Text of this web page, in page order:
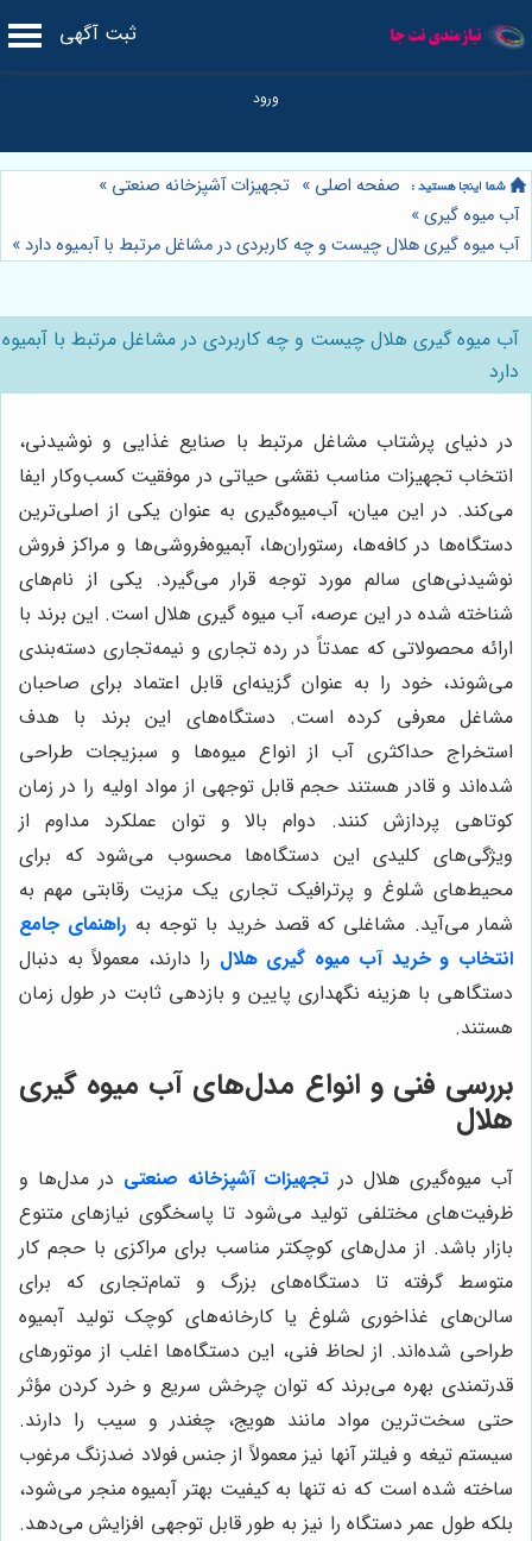
ثبت آگهی
صفحه اصلی » تجهیزات آشپزخانه صنعتی »
آب میوه گیری»
آب میوه گیری هلال چیست و چه کاربردی در مشاغل مرتبط با آبمیوه دارد »
آب میوه گیری هلال چیست و چه کاربردی در مشاغل مرتبط با آبمیوه
دارد
در دنیای پرشتاب مشاغل مرتبط با صنایع غذایی و نوشیدنی،
انتخاب تجهیزات مناسب نقشی حیاتی در موفقیت کسب‌وکار ایفا
می‌کند. در این میان، آب‌میوه‌گیری به عنوان یکی از اصلی‌ترین
دستگاه‌ها در کافه‌ها، رستوران‌ها، آبمیوه‌فروشی‌ها و مراکز فروش
نوشیدنی‌های سالم مورد توجه قرار می‌گیرد. یکی از نام‌های
شناخته شده در این عرصه، آب میوه گیری هلال است. این برند با
ارائه محصولاتی که عمدتاً در رده تجاری و نیمه‌تجاری دسته‌بندی
می‌شوند، خود را به عنوان گزینه‌ای قابل اعتماد برای صاحبان
مشاغل معرفی کرده است. دستگاه‌های این برند با هدف
استخراج حداکثری آب از انواع میوه‌ها و سبزیجات طراحی
شده‌اند و قادر هستند حجم قابل توجهی از مواد اولیه را در زمان
کوتاهی پردازش کنند. دوام بالا و توان عملکرد مداوم از
ویژگی‌های کلیدی این دستگاه‌ها محسوب می‌شود که برای
محیط‌های شلوغ و پرترافیک تجاری یک مزیت رقابتی مهم به
شمار می‌آید. مشاغلی که قصد خرید با توجه به راهنمای جامع
انتخاب و خرید آب میوه گیری هلال را دارند، معمولاً به دنبال
دستگاهی با هزینه نگهداری پایین و بازدهی ثابت در طول زمان
هستند.
بررسی فنی و انواع مدل‌های آب میوه گیری
هلال
آب میوه‌گیری هلال در تجهیزات آشپزخانه صنعتی در مدل‌ها و
ظرفیت‌های مختلفی تولید می‌شود تا پاسخگوی نیازهای متنوع
بازار باشد. از مدل‌های کوچکتر مناسب برای مراکزی با حجم کار
متوسط گرفته تا دستگاه‌های بزرگ و تمام‌تجاری که برای
سالن‌های غذاخوری شلوغ یا کارخانه‌های کوچک تولید آبمیوه
طراحی شده‌اند. از لحاظ فنی، این دستگاه‌ها اغلب از موتورهای
قدرتمندی بهره می‌برند که توان چرخش سریع و خرد کردن مؤثر
حتی سخت‌ترین مواد مانند هویج، چغندر و سیب را دارند.
سیستم تیغه و فیلتر آنها نیز معمولاً از جنس فولاد ضدزنگ مرغوب
ساخته شده است که نه تنها به کیفیت بهتر آبمیوه منجر می‌شود،
بلکه طول عمر دستگاه را نیز به طور قابل توجهی افزایش می‌دهد.